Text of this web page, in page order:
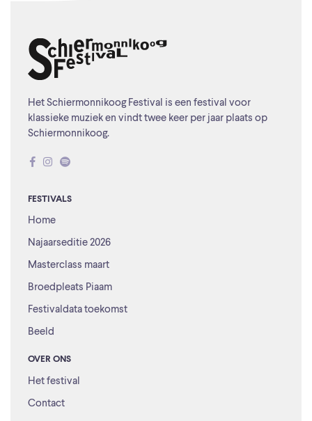
Het Schiermonnikoog Festival is een festival voor
klassieke muziek en vindt twee keer per jaar plaats op
Schiermonnikoog.
FESTIVALS
Home
Najaarseditie 2026
Masterclass maart
Broedpleats Piaam
Festivaldata toekomst
Beeld
OVER ONS
Het festival
Contact